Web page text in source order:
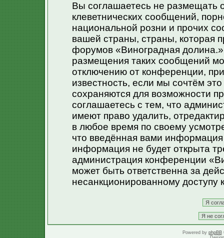
Вы соглашаетесь не размещать
клеветнических сообщений,
национальной розни и прочих
вашей страны, страны, которая
форумов «Виноградная
размещения таких сообщений
отключению от конференции,
известность, если мы сочтём
сохраняются для возможности
соглашаетесь с тем, что
имеют право удалить,
в любое время по своему
что введённая вами
информация не будет открыта
администрация конференции
может быть ответственна за
несанкционированному доступу
Powered by phpBB